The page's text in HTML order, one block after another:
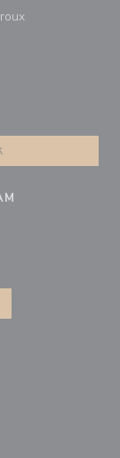
((открывается
в новом
в